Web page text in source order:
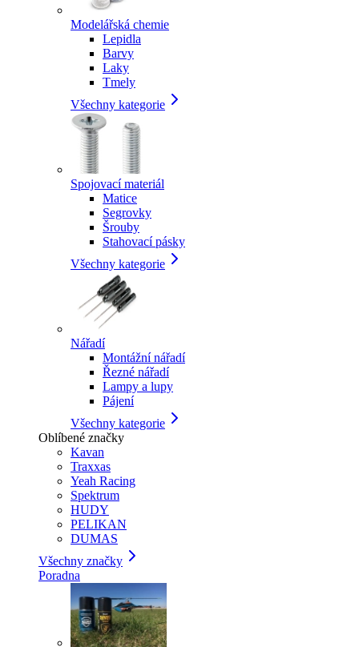
Modelářská chemie
Lepidla
Barvy
Laky
Tmely
Všechny kategorie
Spojovací materiál
Matice
Segrovky
Šrouby
Stahovací pásky
Všechny kategorie
Nářadí
Montážní nářadí
Řezné nářadí
Lampy a lupy
Pájení
Všechny kategorie
Oblíbené značky
Kavan
Traxxas
Yeah Racing
Spektrum
HUDY
PELIKAN
DUMAS
Všechny značky
Poradna